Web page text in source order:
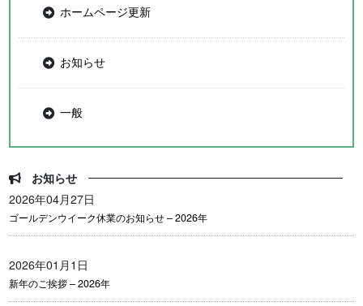
ホームページ更新
お知らせ
一般
お知らせ
2026年04月27日
ゴールデンウイーク休業のお知らせ – 2026年
2026年01月1日
新年のご挨拶 – 2026年